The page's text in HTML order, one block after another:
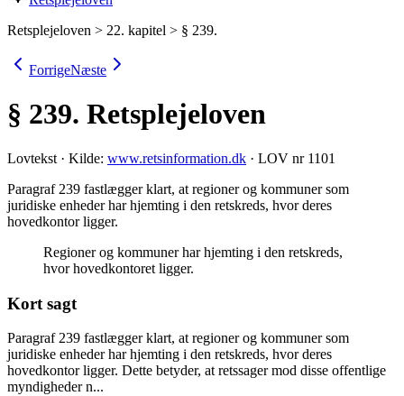
Retsplejeloven > 22. kapitel > § 239.
ForrigeNæste
§ 239. Retsplejeloven
Lovtekst · Kilde: www.retsinformation.dk · LOV nr 1101
Paragraf 239 fastlægger klart, at regioner og kommuner som
juridiske enheder har hjemting i den retskreds, hvor deres
hovedkontor ligger.
Regioner og kommuner har hjemting i den retskreds,
hvor hovedkontoret ligger.
Kort sagt
Paragraf 239 fastlægger klart, at regioner og kommuner som
juridiske enheder har hjemting i den retskreds, hvor deres
hovedkontor ligger. Dette betyder, at retssager mod disse offentlige
myndigheder n...